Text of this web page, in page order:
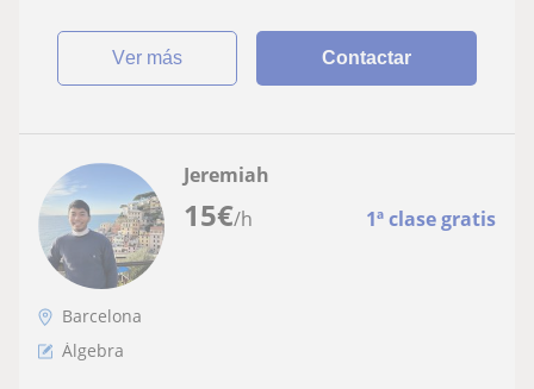
ver más Contactar
15€/h 1ª clase gratis
Jeremiah
Barcelona
Álgebra